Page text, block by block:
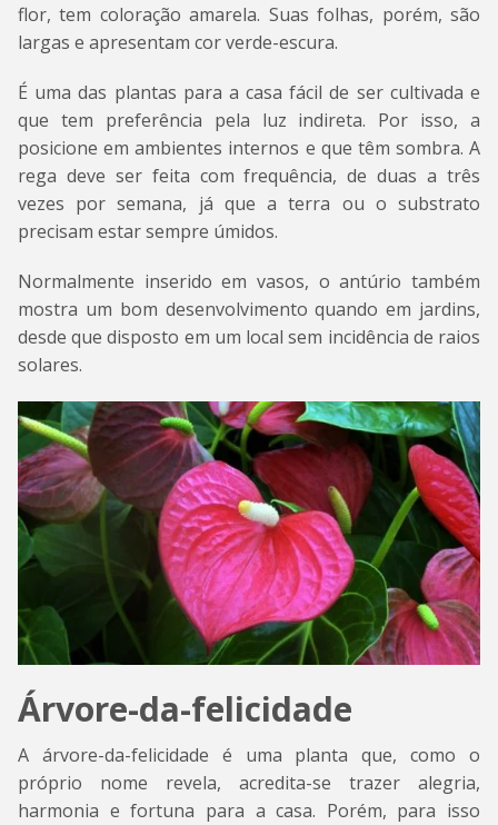
flor, tem coloração amarela. Suas folhas, porém, são
largas e apresentam cor verde-escura.
É uma das plantas para a casa fácil de ser cultivada e
que tem preferência pela luz indireta. Por isso, a
posicione em ambientes internos e que têm sombra. A
rega deve ser feita com frequência, de duas a três
vezes por semana, já que a terra ou o substrato
precisam estar sempre úmidos.
Normalmente inserido em vasos, o antúrio também
mostra um bom desenvolvimento quando em jardins,
desde que disposto em um local sem incidência de raios
solares.
Árvore-da-felicidade
A árvore-da-felicidade é uma planta que, como o
próprio nome revela, acredita-se trazer alegria,
harmonia e fortuna para a casa. Porém, para isso